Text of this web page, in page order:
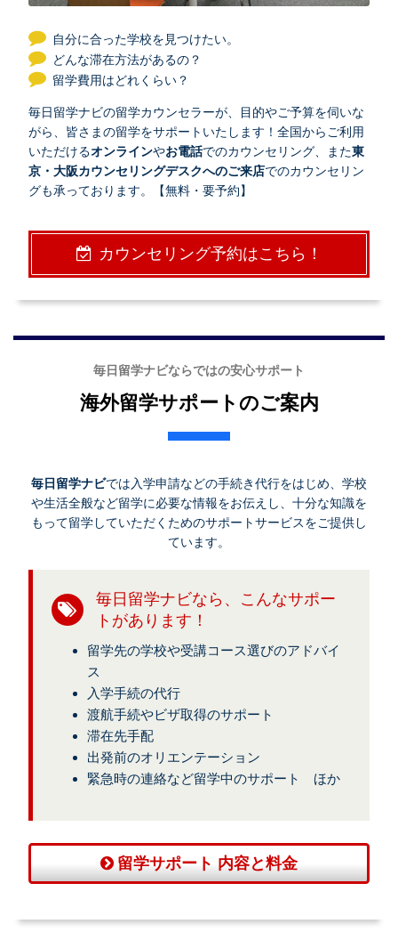
自分に合った学校を見つけたい。
どんな滞在方法があるの？
留学費用はどれくらい？
毎日留学ナビの留学カウンセラーが、目的やご予算を伺いな
がら、皆さまの留学をサポートいたします！全国からご利用
いただけるオンラインやお電話でのカウンセリング、また東
京・大阪カウンセリングデスクへのご来店でのカウンセリン
グも承っております。【無料・要予約】
カウンセリング予約はこちら！
毎日留学ナビならではの安心サポート
海外留学サポートのご案内
毎日留学ナビでは入学申請などの手続き代行をはじめ、学校
や生活全般など留学に必要な情報をお伝えし、十分な知識を
もって留学していただくためのサポートサービスをご提供し
ています。
毎日留学ナビなら、こんなサポー
トがあります！
留学先の学校や受講コース選びのアドバイ
ス
入学手続の代行
渡航手続やビザ取得のサポート
滞在先手配
出発前のオリエンテーション
緊急時の連絡など留学中のサポート ほか
留学サポート 内容と料金